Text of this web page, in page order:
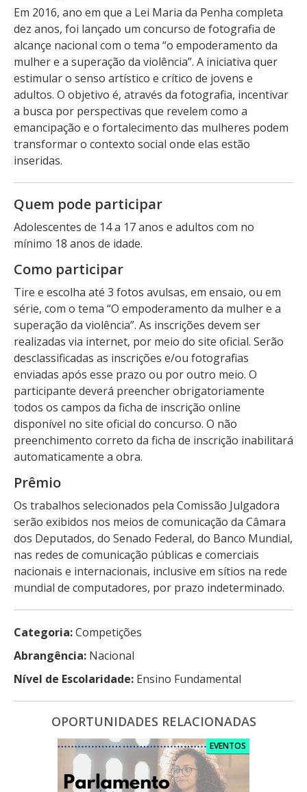
Em 2016, ano em que a Lei Maria da Penha completa
dez anos, foi lançado um concurso de fotografia de
alcançe nacional com o tema “o empoderamento da
mulher e a superação da violência”. A iniciativa quer
estimular o senso artístico e crítico de jovens e
adultos. O objetivo é, através da fotografia, incentivar
a busca por perspectivas que revelem como a
emancipação e o fortalecimento das mulheres podem
transformar o contexto social onde elas estão
inseridas.
Quem pode participar
Adolescentes de 14 a 17 anos e adultos com no
mínimo 18 anos de idade.
Como participar
Tire e escolha até 3 fotos avulsas, em ensaio, ou em
série, com o tema “O empoderamento da mulher e a
superação da violência”. As inscrições devem ser
realizadas via internet, por meio do site oficial. Serão
desclassificadas as inscrições e/ou fotografias
enviadas após esse prazo ou por outro meio. O
participante deverá preencher obrigatoriamente
todos os campos da ficha de inscrição online
disponível no site oficial do concurso. O não
preenchimento correto da ficha de inscrição inabilitará
automaticamente a obra.
Prêmio
Os trabalhos selecionados pela Comissão Julgadora
serão exibidos nos meios de comunicação da Câmara
dos Deputados, do Senado Federal, do Banco Mundial,
nas redes de comunicação públicas e comerciais
nacionais e internacionais, inclusive em sítios na rede
mundial de computadores, por prazo indeterminado.
Categoria:Competições
Abrangência: Nacional
Nível de Escolaridade: Ensino Fundamental
OPORTUNIDADES RELACIONADAS
EVENTOS